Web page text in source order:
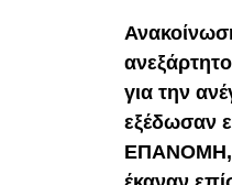
για την
εξέδωσαν
ΕΠΑΝΟΜΗ,